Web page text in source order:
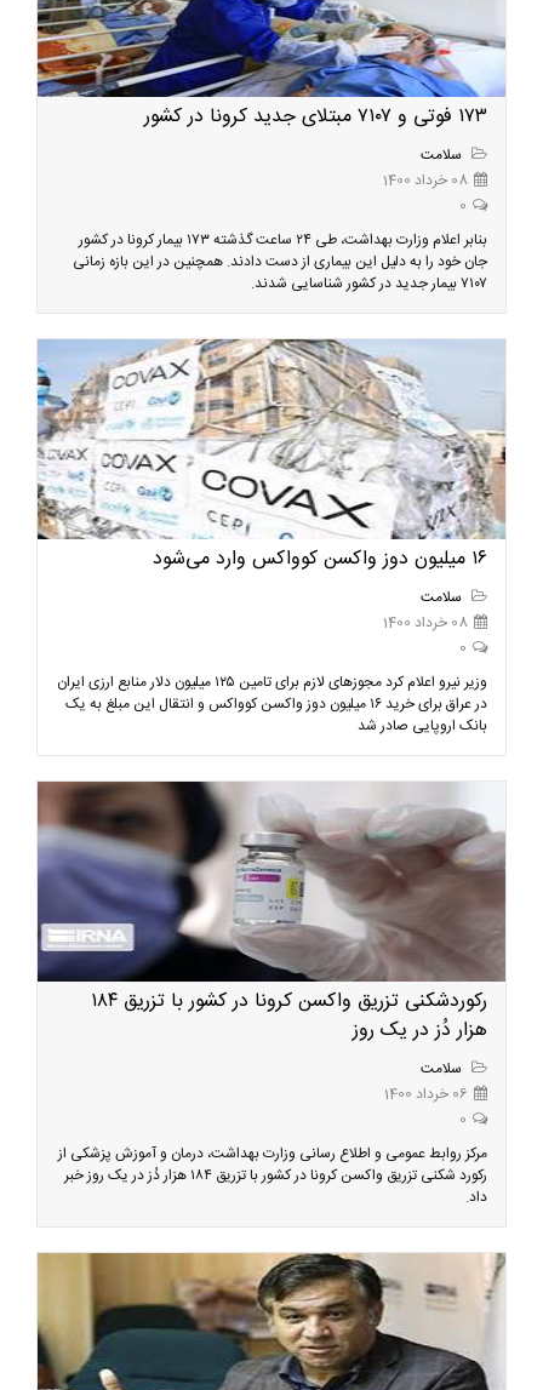
۱۷۳ فوتی و ۷۱۰۷ مبتلای جدید کرونا در کشور
سلامت
08 خرداد 1400
0
بنابر اعلام وزارت بهداشت، طی ۲۴ ساعت گذشته ۱۷۳ بیمار کرونا در کشور
جان خود را به دلیل این بیماری از دست دادند. همچنین در این بازه زمانی
۷۱۰۷ بیمار جدید در کشور شناسایی شدند.
۱۶ میلیون دوز واکسن کوواکس وارد می‌شود
سلامت
08 خرداد 1400
0
وزیر نیرو اعلام کرد مجوزهای لازم برای تامین ۱۲۵ میلیون دلار منابع ارزی ایران
در عراق برای خرید ۱۶ میلیون دوز واکسن کوواکس و انتقال این مبلغ به یک
بانک اروپایی صادر شد
رکوردشکنی تزریق واکسن کرونا در کشور با تزریق ۱۸۴
هزار دُز در یک روز
سلامت
06 خرداد 1400
0
مرکز روابط عمومی و اطلاع رسانی وزارت بهداشت، درمان و آموزش پزشکی از
رکورد شکنی تزریق واکسن کرونا در کشور با تزریق ۱۸۴ هزار دُز در یک روز خبر
داد.